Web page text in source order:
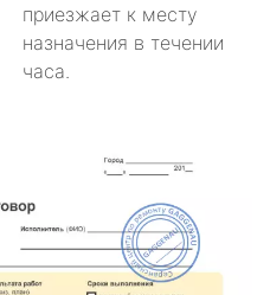
приезжает к месту
назначения в течении
часа.